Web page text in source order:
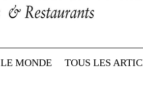
MONDE TOUS LES